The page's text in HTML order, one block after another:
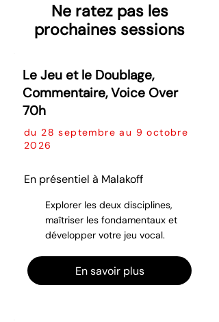
Ne ratez pas les
prochaines sessions
Le Jeu et le Doublage,
Commentaire, Voice Over
70h
du 28 septembre au 9 octobre
2026
En présentiel à Malakoff
Explorer les deux disciplines,
maîtriser les fondamentaux et
développer votre jeu vocal.
En savoir plus